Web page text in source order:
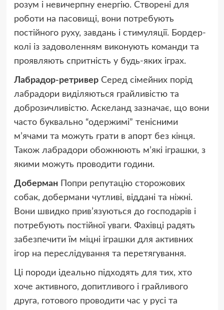
розум і невичерпну енергію. Створені для
роботи на пасовищі, вони потребують
постійного руху, завдань і стимуляції. Бордер-
колі із задоволенням виконують команди та
проявляють спритність у будь-яких іграх.
Лабрадор-ретриверСеред сімейних порід
лабрадори виділяються грайливістю та
доброзичливістю. Аскеланд зазначає, що вони
часто буквально “одержимі” тенісними
м’ячами та можуть грати в апорт без кінця.
Також лабрадори обожнюють м’які іграшки, з
якими можуть проводити години.
ДоберманПопри репутацію сторожових
собак, добермани чутливі, віддані та ніжні.
Вони швидко прив’язуються до господарів і
потребують постійної уваги. Фахівці радять
забезпечити їм міцні іграшки для активних
ігор на переслідування та перетягування.
Ці породи ідеально підходять для тих, хто
хоче активного, допитливого і грайливого
друга, готового проводити час у русі та